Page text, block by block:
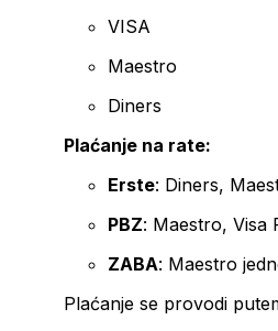
VISA
Maestro
Diners
Plaćanje na rate:
Erste: Diners,
PBZ: Maestro, Visa
ZABA: Maestro
Plaćanje se provodi